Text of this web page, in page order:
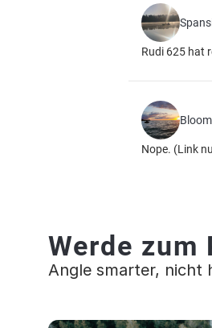
Rudi 625 hat
Nope. (Link
Werde zum
Angle smarter, nicht